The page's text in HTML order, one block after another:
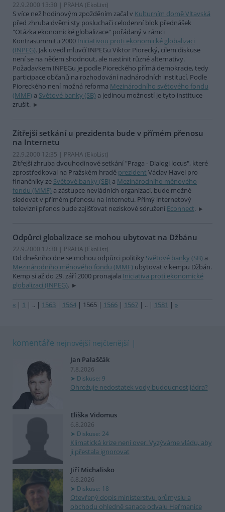
22.9.2000 13:30 | PRAHA (EkoList)
S více než hodinovým zpožděním začal v Kulturním domě Vltavská
před zhruba dvěmi sty posluchači celodenní blok přednášek
"Otázka ekonomické globalizace" pořádaný v rámci
Kontrasummitu 2000 Iniciativou proti ekonomické globalizaci
(INPEG). Jak uvedl mluvčí INPEGu Viktor Piorecký, cílem diskuse
není se na něčem shodnout, ale nastínit různé alternativy.
Požadavkem INPEGu je podle Pioreckého přímá demokracie, tedy
participace občanů na rozhodování nadnárodních institucí. Podle
Pioreckého není možná reforma Mezinárodního světového fondu
(MMF) a Světové banky (SB) a jedinou možností je tyto instituce
zrušit.
Zítřejší setkání u prezidenta bude v přímém přenosu
na Internetu
22.9.2000 12:35 | PRAHA (EkoList)
Zítřejší zhruba dvouhodinové setkání "Praga - Dialogi locus", které
zprostředkoval na Pražském hradě prezident Václav Havel pro
finančníky ze Světové banky (SB) a Mezinárodního měnového
fondu (MMF) a zástupce nevládních organizací, bude možné
sledovat v přímém přenosu na Internetu. Přímý internetový
televizní přenos bude zajišťovat neziskové sdružení Econnect.
Odpůrci globalizace se mohou ubytovat na Džbánu
22.9.2000 12:30 | PRAHA (EkoList)
Od dnešního dne se mohou odpůrci politiky Světové banky (SB) a
Mezinárodního měnového fondu (MMF) ubytovat v kempu Džbán.
Kemp si až do 29. září 2000 pronajala Iniciativa proti ekonomické
globalizaci (INPEG).
« | 1 | .. | 1563 | 1564 | 1565 | 1566 | 1567 | .. | 1581 | »
komentáře nejnovější nejčtenější
Jan Palaščák
7.8.2026
Diskuse: 9
Ohrožuje nedostatek vody budoucnost jádra?
Eliška Vidomus
6.8.2026
Diskuse: 24
Klimatická krize není over. Vyzýváme vládu, aby
ji přestala ignorovat
Jiří Michalisko
6.8.2026
Diskuse: 18
Otevřený dopis ministerstvu průmyslu a
obchodu ohledně sanace odvalu Heřmanice